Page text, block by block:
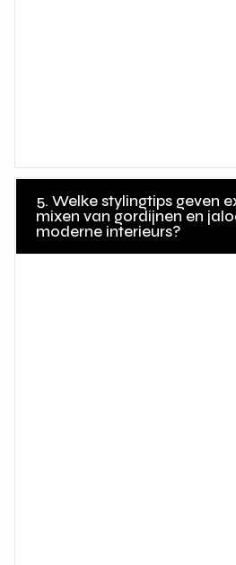
5. Welke stylingtips geven
mixen van gordijnen en
moderne interieurs?